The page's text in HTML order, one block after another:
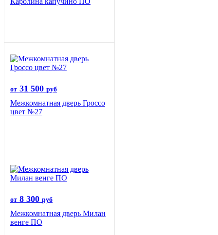
от 31 500 руб
Межкомнатная дверь Гроссо
цвет №27
от 8 300 руб
Межкомнатная дверь Милан
венге ПО